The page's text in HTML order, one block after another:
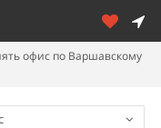
офис по Варшавскому